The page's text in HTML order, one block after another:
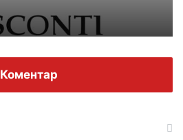
Коментар